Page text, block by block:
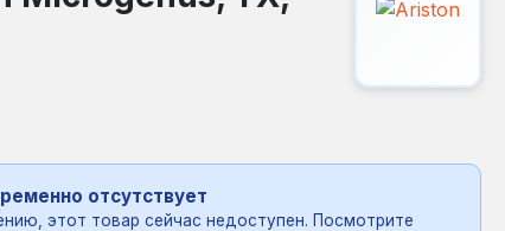
отсутствует
этот товар сейчас недоступен. Посмотрите